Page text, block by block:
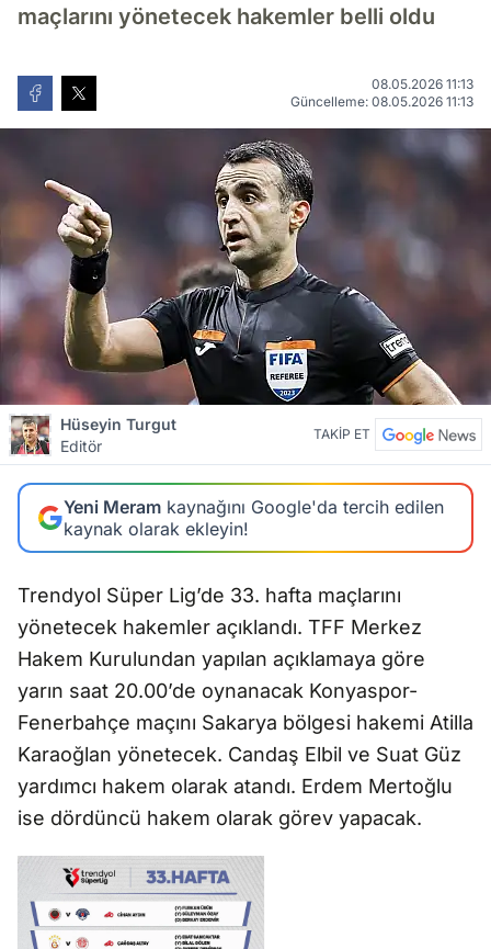
maçlarını yönetecek hakemler belli oldu
08.05.2026 11:13
Güncelleme: 08.05.2026 11:13
Hüseyin Turgut
Editör
TAKİP ET
Yeni Meram kaynağını Google'da tercih edilen
kaynak olarak ekleyin!
Trendyol Süper Lig’de 33. hafta maçlarını
yönetecek hakemler açıklandı. TFF Merkez
Hakem Kurulundan yapılan açıklamaya göre
yarın saat 20.00’de oynanacak Konyaspor-
Fenerbahçe maçını Sakarya bölgesi hakemi Atilla
Karaoğlan yönetecek. Candaş Elbil ve Suat Güz
yardımcı hakem olarak atandı. Erdem Mertoğlu
ise dördüncü hakem olarak görev yapacak.